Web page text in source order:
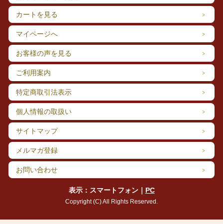
公益社団法人日本食肉格付協会が実施す
る牛枝肉格付により、肉質等級5等級・4
等級・3等級と格付けされたものである
この4つの定義を全て満たし、協議会事務局の認定を受けた牛
のみが「飛騨牛」として認められます。
「飛騨牛」と認定された場合には、飛騨牛表示ラベルを交付し
ます。飛騨牛表示ラベルには、肉質等級、生産者住所氏名、個
カートを見る
マイページへ
お客様の声を見る
ご利用案内
特定商取引法表示
個人情報の取扱い
サイトマップ
メルマガ登録
お問い合わせ
表示：スマートフォン｜ PC
Copyright (C) All Rights Reserved.